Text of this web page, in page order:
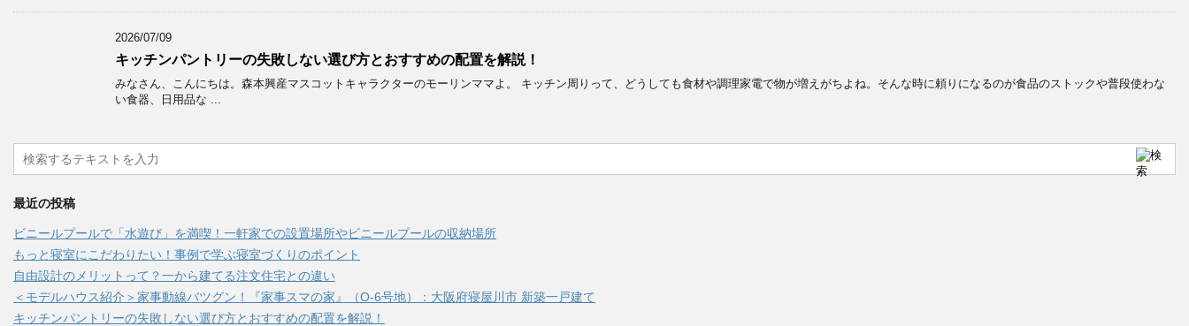
2026/07/09
キッチンパントリーの失敗しない選び方とおすすめの配置を解説！
みなさん、こんにちは。森本興産マスコットキャラクターのモーリンママよ。 キッチン周りって、どうしても食材や調理家電で物が増えがちよね。そんな時に頼りになるのが食品のストックや普段使わな
い食器、日用品な ...
最近の投稿
ビニールプールで「水遊び」を満喫！一軒家での設置場所やビニールプールの収納場所
もっと寝室にこだわりたい！事例で学ぶ寝室づくりのポイント
自由設計のメリットって？一から建てる注文住宅との違い
＜モデルハウス紹介＞家事動線バツグン！『家事スマの家』（O-6号地）：大阪府寝屋川市 新築一戸建て
キッチンパントリーの失敗しない選び方とおすすめの配置を解説！